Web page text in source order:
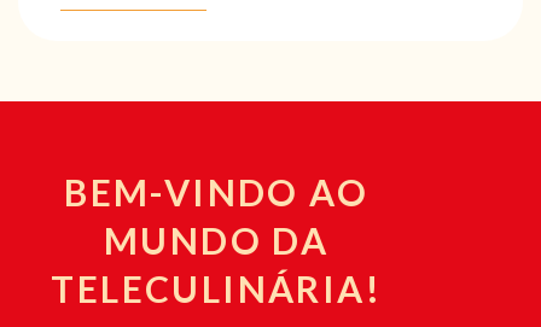
BEM-VINDO AO
MUNDO DA
TELECULINÁRIA!